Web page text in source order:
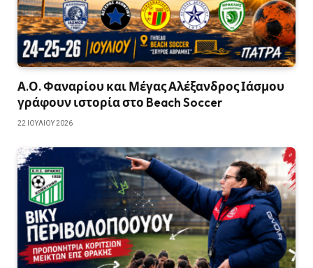
Α.Ο. Φαναρίου και Μέγας Αλέξανδρος Ιάσμου
γράφουν ιστορία στο Beach Soccer
22 ΙΟΥΛΊΟΥ 2026